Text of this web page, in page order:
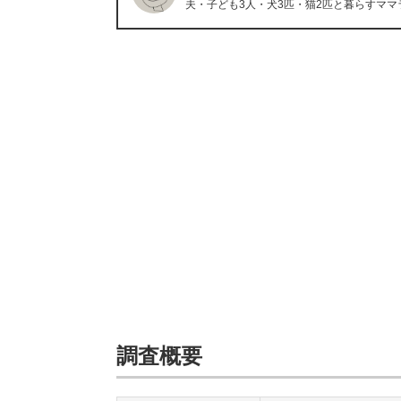
夫・子ども3人・犬3匹・猫2匹と暮らすママ
調査概要